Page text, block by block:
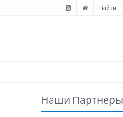
Войти
Наши Партнеры